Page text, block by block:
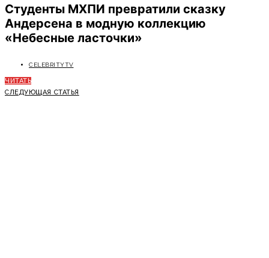
Студенты МХПИ превратили сказку
Андерсена в модную коллекцию
«Небесные ласточки»
CELEBRITYTV
ЧИТАТЬ
СЛЕДУЮЩАЯ СТАТЬЯ